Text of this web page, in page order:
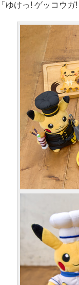
「ゆけっ! ゲッコウ